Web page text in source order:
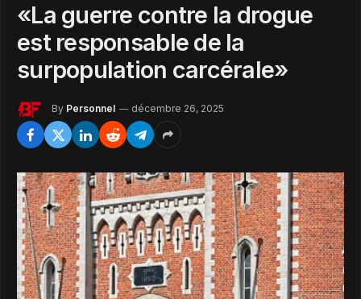
«La guerre contre la drogue
est responsable de la
surpopulation carcérale»
By Personnel décembre 26, 2025